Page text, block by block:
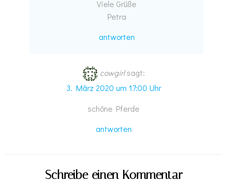
Viele Grüße
Petra
antworten
cowgirl sagt:
3. März 2020 um 17:00 Uhr
schöne Pferde
antworten
Schreibe einen Kommentar